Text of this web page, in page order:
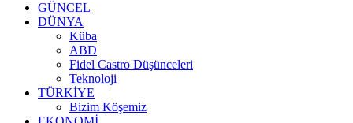
GÜNCEL
DÜNYA
Küba
ABD
Fidel Castro Düşünceleri
Teknoloji
TÜRKİYE
Bizim Köşemiz